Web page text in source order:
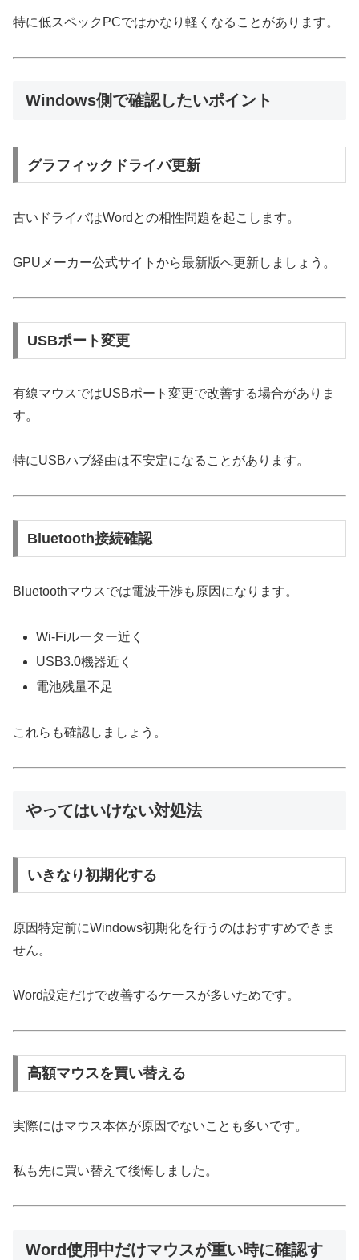
特に低スペックPCではかなり軽くなることがあります。
Windows側で確認したいポイント
グラフィックドライバ更新
古いドライバはWordとの相性問題を起こします。
GPUメーカー公式サイトから最新版へ更新しましょう。
USBポート変更
有線マウスではUSBポート変更で改善する場合がありま
す。
特にUSBハブ経由は不安定になることがあります。
Bluetooth接続確認
Bluetoothマウスでは電波干渉も原因になります。
Wi-Fiルーター近く
USB3.0機器近く
電池残量不足
これらも確認しましょう。
やってはいけない対処法
いきなり初期化する
原因特定前にWindows初期化を行うのはおすすめできま
せん。
Word設定だけで改善するケースが多いためです。
高額マウスを買い替える
実際にはマウス本体が原因でないことも多いです。
私も先に買い替えて後悔しました。
Word使用中だけマウスが重い時に確認す